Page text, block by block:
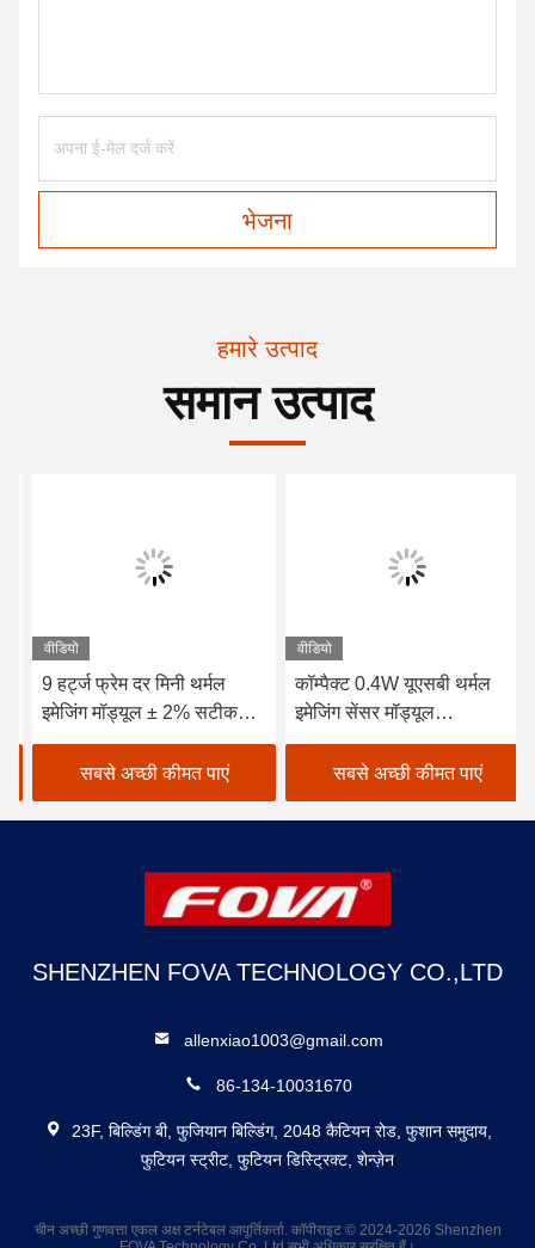
भेजना
हमारे उत्पाद
समान उत्पाद
वीडियो
9 हर्ट्ज फ्रेम दर मिनी थर्मल
इमेजिंग मॉड्यूल ± 2% सटीकता
स्पेक्ट्रल रेंज 8-14μm औद्योगिक
अनुप्रयोगों के लिए
सबसे अच्छी कीमत पाएं
वीडियो
कॉम्पैक्ट 0.4W यूएसबी थर्मल
इमेजिंग सेंसर मॉड्यूल
17.46°×13.14° दृश्य क्षेत्र के
सबसे अच्छी कीमत पाएं
SHENZHEN FOVA TECHNOLOGY CO.,LTD
allenxiao1003@gmail.com
86-134-10031670
23F, बिल्डिंग बी, फुजियान बिल्डिंग, 2048 कैटियन रोड, फुशान समुदाय,
फुटियन स्ट्रीट, फुटियन डिस्ट्रिक्ट, शेन्ज़ेन
चीन अच्छी गुणवत्ता एकल अक्ष टर्नटेबल आपूर्तिकर्ता. कॉपीराइट © 2024-2026 Shenzhen